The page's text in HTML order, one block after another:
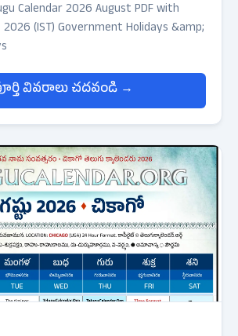
Calendar 2026 August PDF with
(IST) Government Holidays &amp;
వివరాలు చదవండి →